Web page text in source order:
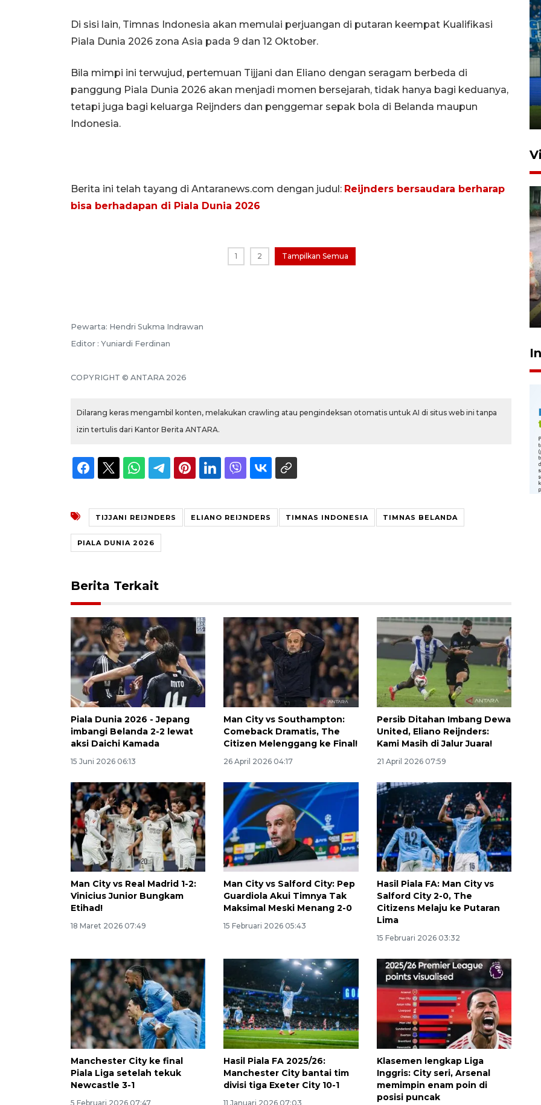
Di sisi lain, Timnas Indonesia akan memulai perjuangan di putaran keempat Kualifikasi
Piala Dunia 2026 zona Asia pada 9 dan 12 Oktober.
Bila mimpi ini terwujud, pertemuan Tijjani dan Eliano dengan seragam berbeda di
panggung Piala Dunia 2026 akan menjadi momen bersejarah, tidak hanya bagi keduanya,
tetapi juga bagi keluarga Reijnders dan penggemar sepak bola di Belanda maupun
Indonesia.
Berita ini telah tayang di Antaranews.com dengan judul: Reijnders bersaudara berharap
bisa berhadapan di Piala Dunia 2026
1 2 Tampilkan Semua
Pewarta: Hendri Sukma Indrawan
Editor : Yuniardi Ferdinan
COPYRIGHT © ANTARA 2026
Dilarang keras mengambil konten, melakukan crawling atau pengindeksan otomatis untuk AI di situs web ini tanpa
izin tertulis dari Kantor Berita ANTARA.
TIJJANI REIJNDERS ELIANO REIJNDERS TIMNAS INDONESIA TIMNAS BELANDA
PIALA DUNIA 2026
Berita Terkait
Piala Dunia 2026 - Jepang
imbangi Belanda 2-2 lewat
aksi Daichi Kamada
15 Juni 2026 06:13
Man City vs Southampton:
Comeback Dramatis, The
Citizen Melenggang ke Final!
26 April 2026 04:17
Persib Ditahan Imbang Dewa
United, Eliano Reijnders:
Kami Masih di Jalur Juara!
21 April 2026 07:59
Man City vs Real Madrid 1-2:
Vinicius Junior Bungkam
Etihad!
18 Maret 2026 07:49
Man City vs Salford City: Pep
Guardiola Akui Timnya Tak
Maksimal Meski Menang 2-0
15 Februari 2026 05:43
Hasil Piala FA: Man City vs
Salford City 2-0, The
Citizens Melaju ke Putaran
Lima
15 Februari 2026 03:32
Manchester City ke final
Piala Liga setelah tekuk
Newcastle 3-1
5 Februari 2026 07:47
Hasil Piala FA 2025/26:
Manchester City bantai tim
divisi tiga Exeter City 10-1
11 Januari 2026 07:03
Klasemen lengkap Liga
Inggris: City seri, Arsenal
memimpin enam poin di
posisi puncak
Penutupan latihan bela negara
dan manajerial SPPI di
Balikpapan
31 Juli 2026 18:01
Pigai: Penangkapan begal
Memberantas kejahatan
jalanan Jakarta
2026-08-05 18:00:00